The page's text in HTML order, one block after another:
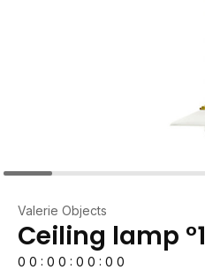
Valerie Objects
Ceiling lamp °1
0 0 : 0 0 : 0 0 : 0 0